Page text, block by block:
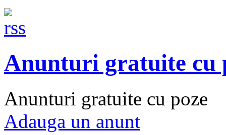
Anunturi gratuite cu
Anunturi gratuite cu poze
Adauga un anunt